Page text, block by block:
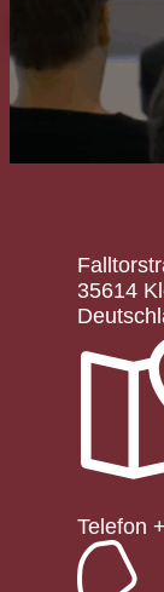
KONTAKT
WETZLAR
35614
Telefon